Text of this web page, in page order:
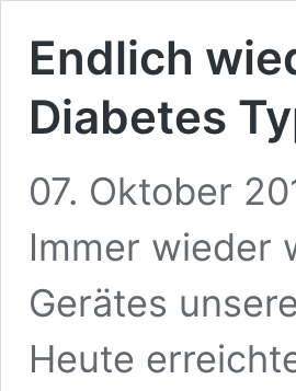
Endlich
Diabetes
07. Oktober
Immer wieder
Gerätes
Heute